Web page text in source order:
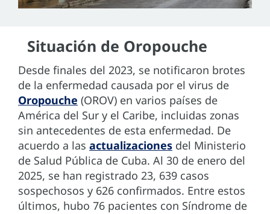
Situación de Oropouche
Desde finales del 2023, se notificaron brotes
de la enfermedad causada por el virus de
Oropouche (OROV) en varios países de
América del Sur y el Caribe, incluidas zonas
sin antecedentes de esta enfermedad. De
acuerdo a las actualizaciones del Ministerio
de Salud Pública de Cuba. Al 30 de enero del
2025, se han registrado 23, 639 casos
sospechosos y 626 confirmados. Entre estos
últimos, hubo 76 pacientes con Síndrome de